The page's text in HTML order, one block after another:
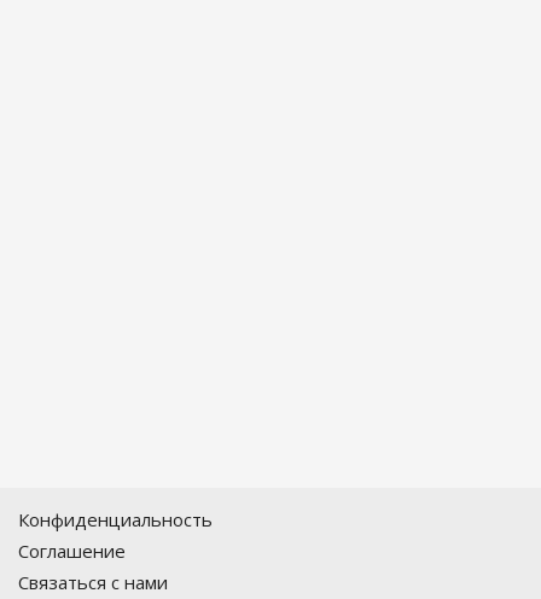
Конфиденциальность
Соглашение
Связаться с нами